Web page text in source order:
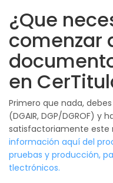
¿Que
comenzar
en
Primero que nada,
(DGAIR, DGP/DGROF) y
satisfactoriamente este
información aquí del
pruebas y producción,
tlectrónicos.